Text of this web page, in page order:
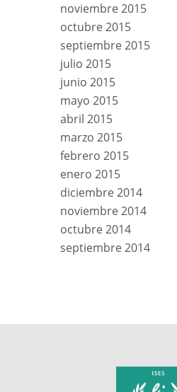
noviembre 2015
octubre 2015
septiembre 2015
julio 2015
junio 2015
mayo 2015
abril 2015
marzo 2015
febrero 2015
enero 2015
diciembre 2014
noviembre 2014
octubre 2014
septiembre 2014